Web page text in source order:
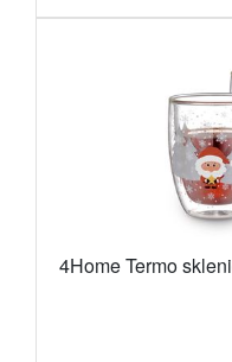
4Home Termo